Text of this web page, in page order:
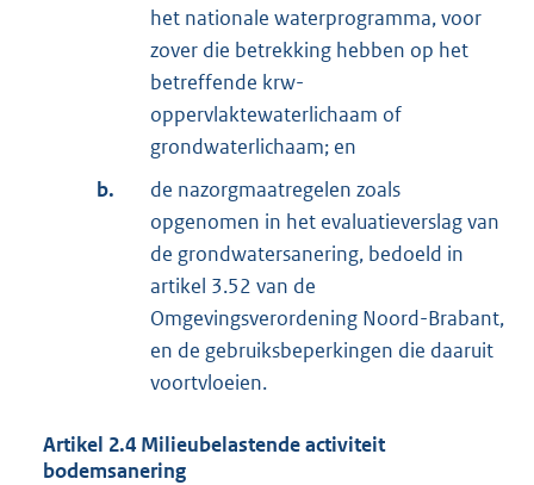
het nationale waterprogramma, voor
zover die betrekking hebben op het
betreffende krw-
oppervlaktewaterlichaam of
grondwaterlichaam; en
b.
de nazorgmaatregelen zoals
opgenomen in het evaluatieverslag van
de grondwatersanering, bedoeld in
artikel 3.52 van de
Omgevingsverordening Noord-Brabant,
en de gebruiksbeperkingen die daaruit
voortvloeien.
Artikel 2.4 Milieubelastende activiteit
bodemsanering